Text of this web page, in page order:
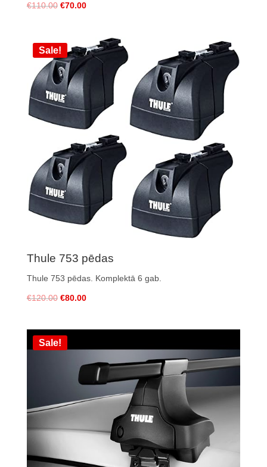
€110.00 €70.00
Sale!
Thule 753 pēdas
Thule 753 pēdas. Komplektā 6 gab.
€120.00 €80.00
Sale!